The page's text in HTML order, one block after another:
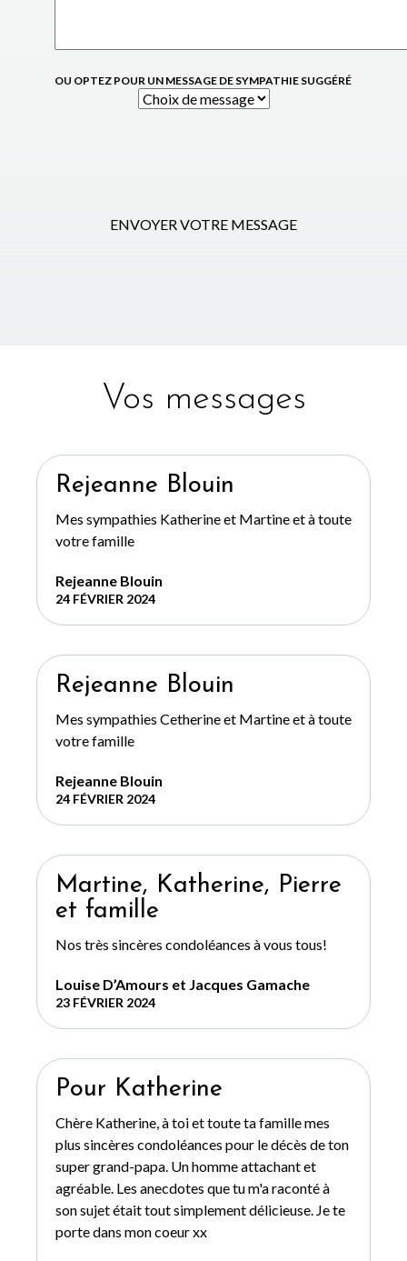
OU OPTEZ POUR UN MESSAGE DE SYMPATHIE SUGGÉRÉ
ENVOYER VOTRE MESSAGE
Vos messages
Rejeanne Blouin
Mes sympathies Katherine et Martine et à toute
votre famille
Rejeanne Blouin
24 FÉVRIER 2024
Rejeanne Blouin
Mes sympathies Cetherine et Martine et à toute
votre famille
Rejeanne Blouin
24 FÉVRIER 2024
Martine, Katherine, Pierre
et famille
Nos très sincères condoléances à vous tous!
Louise D’Amours et Jacques Gamache
23 FÉVRIER 2024
Pour Katherine
Chère Katherine, à toi et toute ta famille mes
plus sincères condoléances pour le décès de ton
super grand-papa. Un homme attachant et
agréable. Les anecdotes que tu m'a raconté à
son sujet était tout simplement délicieuse. Je te
porte dans mon coeur xx